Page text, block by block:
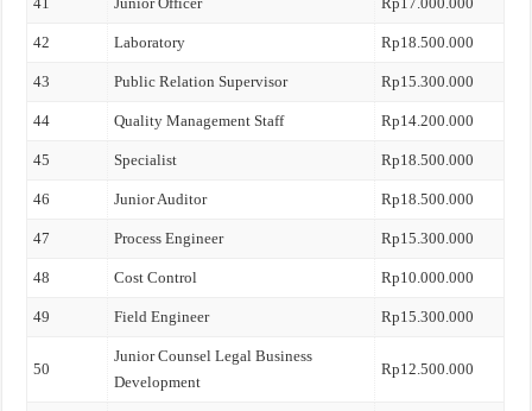
42 Laboratory Rp18.500.000
43 Public Relation Supervisor Rp15.300.000
44 Quality Management Staff Rp14.200.000
45 Specialist Rp18.500.000
46 Junior Auditor Rp18.500.000
47 Process Engineer Rp15.300.000
48 Cost Control Rp10.000.000
49 Field Engineer Rp15.300.000
50
Junior Counsel Legal Business
Development
Rp12.500.000